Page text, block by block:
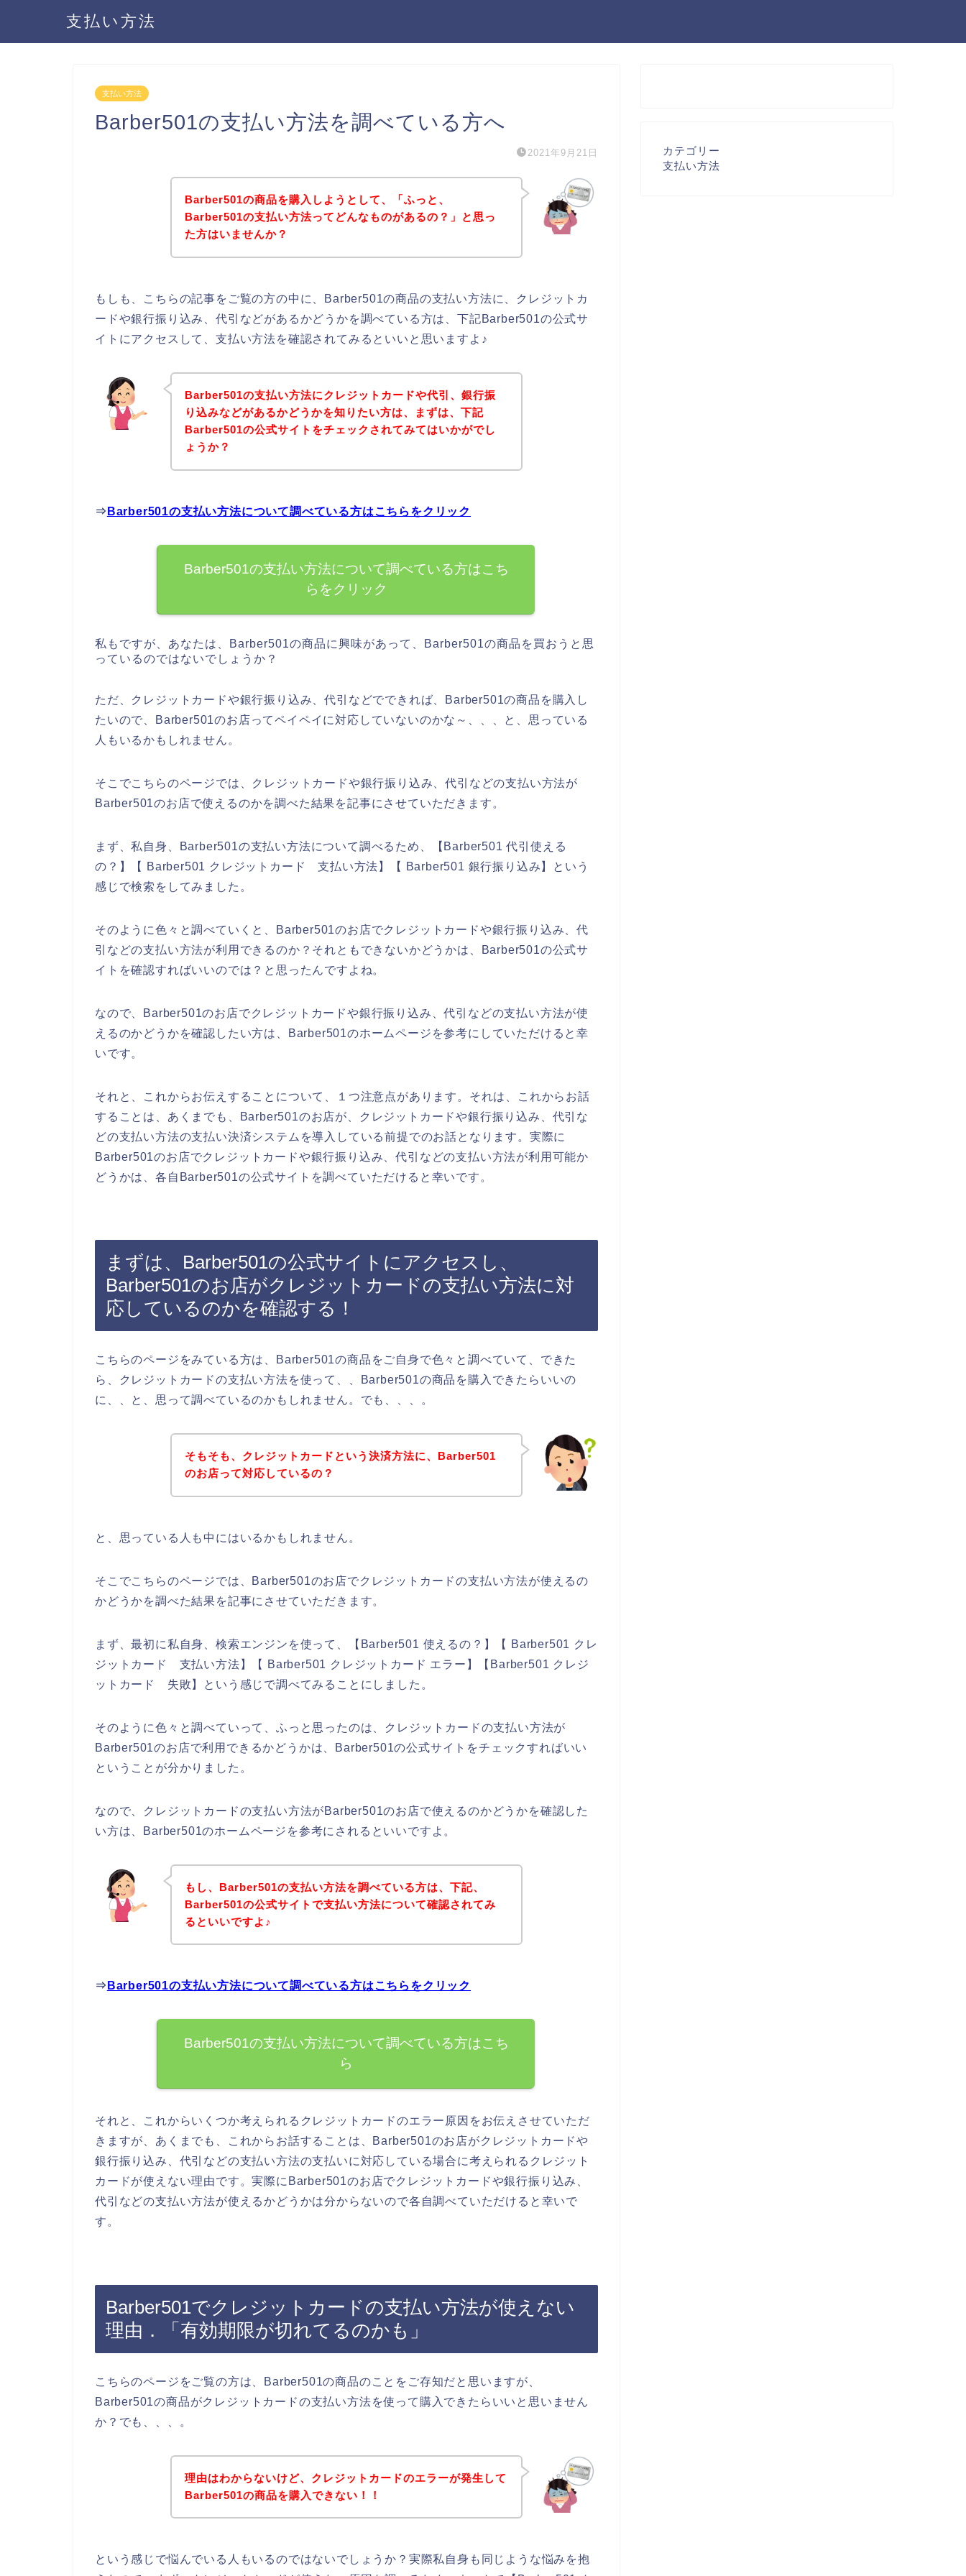
支払い方法
支払い方法
Barber501の支払い方法を調べている方へ
2021年9月21日
Barber501の商品を購入しようとして、「ふっと、
Barber501の支払い方法ってどんなものがあるの？」と思っ
た方はいませんか？
もしも、こちらの記事をご覧の方の中に、Barber501の商品の支払い方法に、クレジットカ
ードや銀行振り込み、代引などがあるかどうかを調べている方は、下記Barber501の公式サ
イトにアクセスして、支払い方法を確認されてみるといいと思いますよ♪
Barber501の支払い方法にクレジットカードや代引、銀行振
り込みなどがあるかどうかを知りたい方は、まずは、下記
Barber501の公式サイトをチェックされてみてはいかがでし
ょうか？
⇒ Barber501の支払い方法について調べている方はこちらをクリック
Barber501の支払い方法について調べている方はこち
らをクリック
私もですが、あなたは、Barber501の商品に興味があって、Barber501の商品を買おうと思
っているのではないでしょうか？
ただ、クレジットカードや銀行振り込み、代引などでできれば、Barber501の商品を購入し
たいので、Barber501のお店ってペイペイに対応していないのかな～、、、と、思っている
人もいるかもしれません。
そこでこちらのページでは、クレジットカードや銀行振り込み、代引などの支払い方法が
Barber501のお店で使えるのかを調べた結果を記事にさせていただきます。
まず、私自身、Barber501の支払い方法について調べるため、【Barber501 代引使える
の？】【 Barber501 クレジットカード 支払い方法】【 Barber501 銀行振り込み】という
感じで検索をしてみました。
そのように色々と調べていくと、Barber501のお店でクレジットカードや銀行振り込み、代
引などの支払い方法が利用できるのか？それともできないかどうかは、Barber501の公式サ
イトを確認すればいいのでは？と思ったんですよね。
なので、Barber501のお店でクレジットカードや銀行振り込み、代引などの支払い方法が使
えるのかどうかを確認したい方は、Barber501のホームページを参考にしていただけると幸
いです。
それと、これからお伝えすることについて、１つ注意点があります。それは、これからお話
することは、あくまでも、Barber501のお店が、クレジットカードや銀行振り込み、代引な
どの支払い方法の支払い決済システムを導入している前提でのお話となります。実際に
Barber501のお店でクレジットカードや銀行振り込み、代引などの支払い方法が利用可能か
どうかは、各自Barber501の公式サイトを調べていただけると幸いです。
まずは、Barber501の公式サイトにアクセスし、
Barber501のお店がクレジットカードの支払い方法に対
応しているのかを確認する！
こちらのページをみている方は、Barber501の商品をご自身で色々と調べていて、できた
ら、クレジットカードの支払い方法を使って、、Barber501の商品を購入できたらいいの
に、、と、思って調べているのかもしれません。でも、、、。
そもそも、クレジットカードという決済方法に、Barber501
のお店って対応しているの？
と、思っている人も中にはいるかもしれません。
そこでこちらのページでは、Barber501のお店でクレジットカードの支払い方法が使えるの
かどうかを調べた結果を記事にさせていただきます。
まず、最初に私自身、検索エンジンを使って、【Barber501 使えるの？】【 Barber501 クレ
ジットカード 支払い方法】【 Barber501 クレジットカード エラー】【Barber501 クレジ
ットカード 失敗】という感じで調べてみることにしました。
そのように色々と調べていって、ふっと思ったのは、クレジットカードの支払い方法が
Barber501のお店で利用できるかどうかは、Barber501の公式サイトをチェックすればいい
ということが分かりました。
なので、クレジットカードの支払い方法がBarber501のお店で使えるのかどうかを確認した
い方は、Barber501のホームページを参考にされるといいですよ。
もし、Barber501の支払い方法を調べている方は、下記、
Barber501の公式サイトで支払い方法について確認されてみ
るといいですよ♪
⇒ Barber501の支払い方法について調べている方はこちらをクリック
Barber501の支払い方法について調べている方はこち
ら
それと、これからいくつか考えられるクレジットカードのエラー原因をお伝えさせていただ
きますが、あくまでも、これからお話することは、Barber501のお店がクレジットカードや
銀行振り込み、代引などの支払い方法の支払いに対応している場合に考えられるクレジット
カードが使えない理由です。実際にBarber501のお店でクレジットカードや銀行振り込み、
代引などの支払い方法が使えるかどうかは分からないので各自調べていただけると幸いで
す。
Barber501でクレジットカードの支払い方法が使えない
理由．「有効期限が切れてるのかも」
こちらのページをご覧の方は、Barber501の商品のことをご存知だと思いますが、
Barber501の商品がクレジットカードの支払い方法を使って購入できたらいいと思いません
か？でも、、、。
理由はわからないけど、クレジットカードのエラーが発生して
Barber501の商品を購入できない！！
という感じで悩んでいる人もいるのではないでしょうか？実際私自身も同じような悩みを抱
カテゴリー
支払い方法